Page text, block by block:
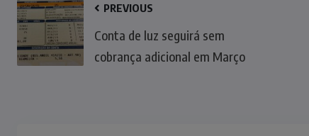
PREVIOUS
Conta de luz seguirá sem
cobrança adicional em Março